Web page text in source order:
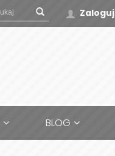
Zaloguj
BLOG